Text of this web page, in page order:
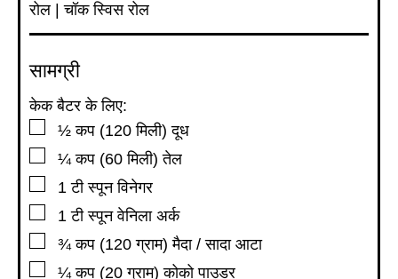
रोल | चॉक स्विस रोल
सामग्री
केक बैटर के लिए:
▢
½ कप (120 मिली) दूध
▢
¼ कप (60 मिली) तेल
▢
1 टी स्पून विनेगर
▢
1 टी स्पून वेनिला अर्क
▢
¾ कप (120 ग्राम) मैदा / सादा आटा
▢
¼ कप (20 ग्राम) कोको पाउडर